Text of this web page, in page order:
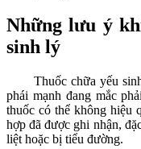
Những lưu ý
sinh lý
Thuốc chữa yếu sinh
phái mạnh đang mắc
thuốc có thể không hiệu
hợp đã được ghi nhận,
liệt hoặc bị tiểu đường.